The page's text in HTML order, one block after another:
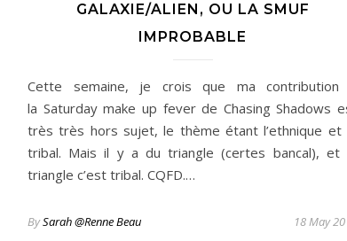
GALAXIE/ALIEN, OU LA SMUF
IMPROBABLE
Cette semaine, je crois que ma contribution
la Saturday make up fever de Chasing Shadows
très très hors sujet, le thème étant l’ethnique et
tribal. Mais il y a du triangle (certes bancal), et
triangle c’est tribal. CQFD.…
BySarah @Renne Beau 18 May